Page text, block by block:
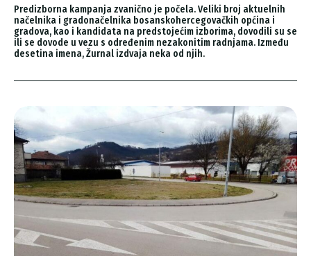
Predizborna kampanja zvanično je počela. Veliki broj aktuelnih
načelnika i gradonačelnika bosanskohercegovačkih općina i
gradova, kao i kandidata na predstojećim izborima, dovodili su se
ili se dovode u vezu s određenim nezakonitim radnjama. Između
desetina imena, Žurnal izdvaja neka od njih.